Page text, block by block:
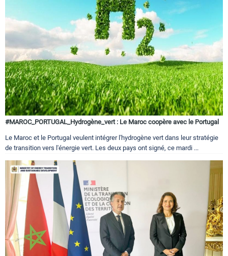
#MAROC_PORTUGAL_Hydrogène_vert : Le Maroc coopère avec le Portugal
Le Maroc et le Portugal veulent intégrer l'hydrogène vert dans leur stratégie
de transition vers l'énergie vert. Les deux pays ont signé, ce mardi ...